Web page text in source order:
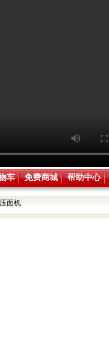
车 免费商城 帮助中心
压面机